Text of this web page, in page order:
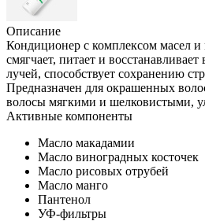
Описание
Кондиционер с комплексом масел
смягчает, питает и
лучей, способствует сохранению
Предназначен для окрашенных
волосы мягкими и шелковистыми,
Активные компоненты
Масло макадамии
Масло виноградных косточек
Масло рисовых отрубей
Масло манго
Пантенол
УФ-фильтры